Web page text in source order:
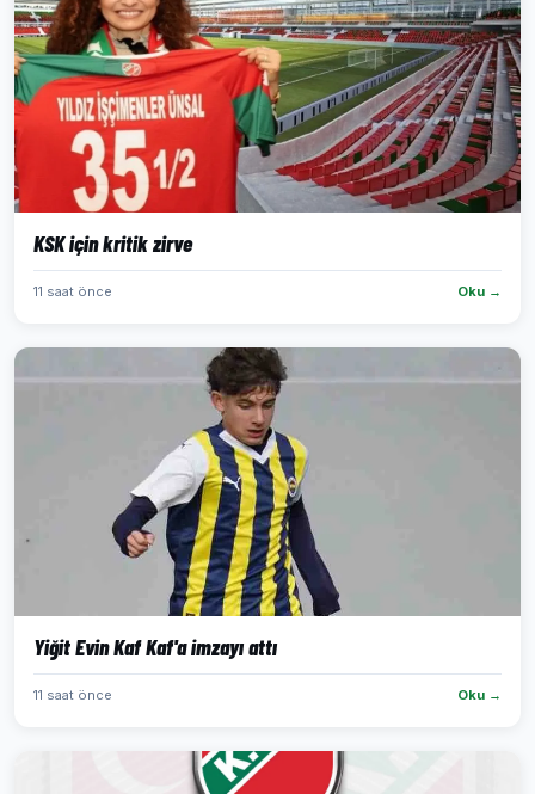
KSK için kritik zirve
11 saat önce Oku →
Yiğit Evin Kaf Kaf'a imzayı attı
11 saat önce Oku →